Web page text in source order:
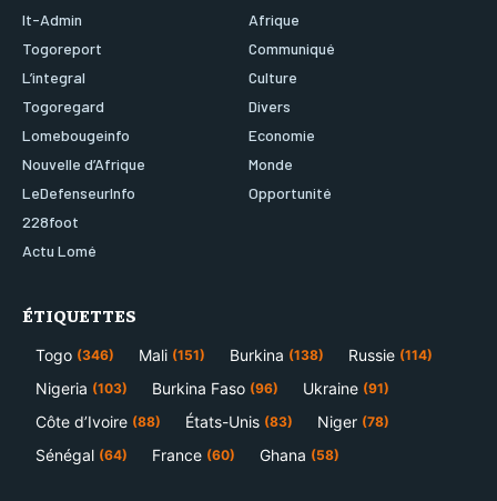
It-Admin
Togoreport
L’integral
Togoregard
Lomebougeinfo
Nouvelle d’Afrique
LeDefenseurInfo
228foot
Actu Lomé
Afrique
Communiqué
Culture
Divers
Economie
Monde
Opportunité
ÉTIQUETTES
Togo (346) Mali (151) Burkina (138) Russie (114)
Nigeria (103) Burkina Faso (96) Ukraine (91)
Côte d’Ivoire (88) États-Unis (83) Niger (78)
Sénégal (64) France (60) Ghana (58)